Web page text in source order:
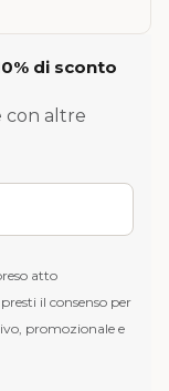
di sconto
con altre
atto
il consenso per
promozionale e